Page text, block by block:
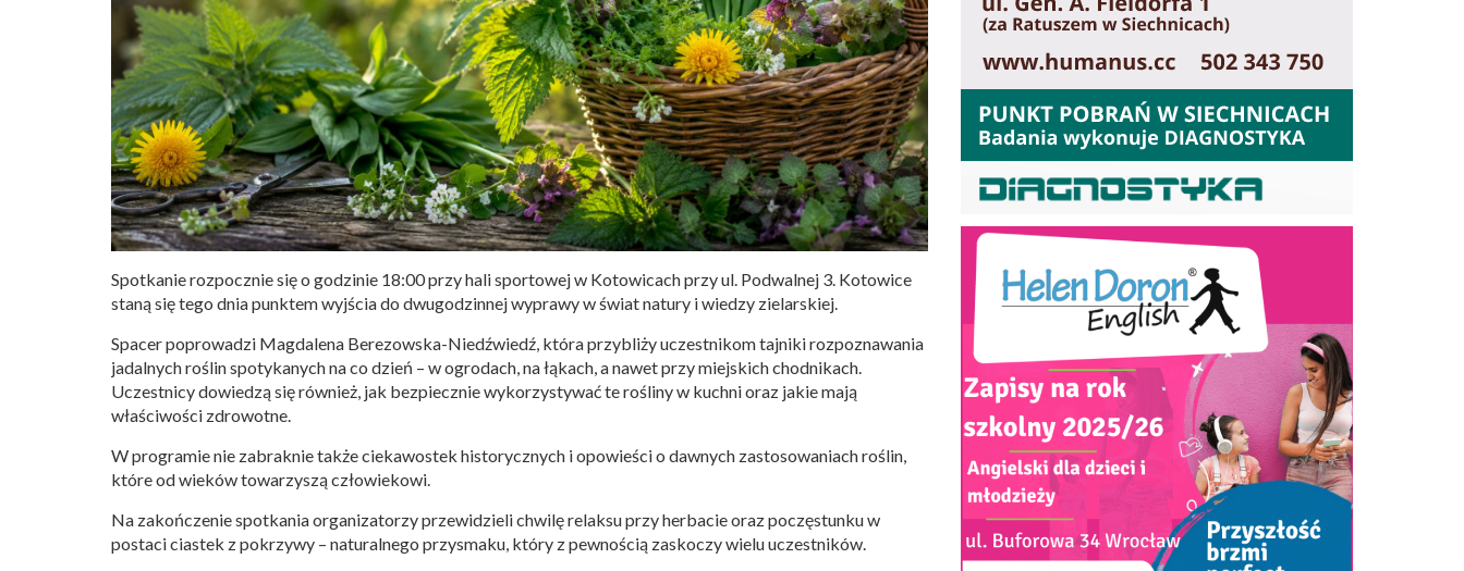
Spotkanie rozpocznie się o godzinie 18:00 przy hali sportowej w Kotowicach przy ul. Podwalnej 3. Kotowice
staną się tego dnia punktem wyjścia do dwugodzinnej wyprawy w świat natury i wiedzy zielarskiej.
Spacer poprowadzi Magdalena Berezowska-Niedźwiedź, która przybliży uczestnikom tajniki rozpoznawania
jadalnych roślin spotykanych na co dzień – w ogrodach, na łąkach, a nawet przy miejskich chodnikach.
Uczestnicy dowiedzą się również, jak bezpiecznie wykorzystywać te rośliny w kuchni oraz jakie mają
właściwości zdrowotne.
W programie nie zabraknie także ciekawostek historycznych i opowieści o dawnych zastosowaniach roślin,
które od wieków towarzyszą człowiekowi.
Na zakończenie spotkania organizatorzy przewidzieli chwilę relaksu przy herbacie oraz poczęstunku w
postaci ciastek z pokrzywy – naturalnego przysmaku, który z pewnością zaskoczy wielu uczestników.